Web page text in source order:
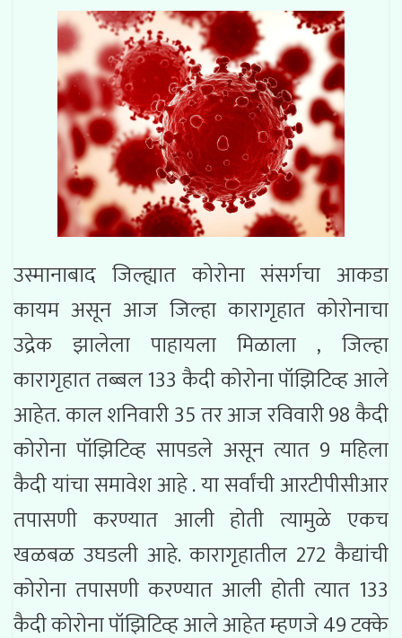
उस्मानाबाद जिल्ह्यात कोरोना संसर्गचा आकडा
कायम असून आज जिल्हा कारागृहात कोरोनाचा
उद्रेक झालेला पाहायला मिळाला , जिल्हा
कारागृहात तब्बल 133 कैदी कोरोना पॉझिटिव्ह आले
आहेत. काल शनिवारी 35 तर आज रविवारी 98 कैदी
कोरोना पॉझिटिव्ह सापडले असून त्यात 9 महिला
कैदी यांचा समावेश आहे . या सर्वांची आरटीपीसीआर
तपासणी करण्यात आली होती त्यामुळे एकच
खळबळ उघडली आहे. कारागृहातील 272 कैद्यांची
कोरोना तपासणी करण्यात आली होती त्यात 133
कैदी कोरोना पॉझिटिव्ह आले आहेत म्हणजे 49 टक्के